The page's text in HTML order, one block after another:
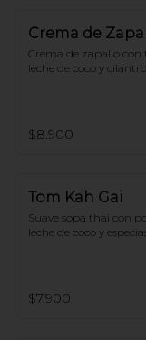
Crema de
Crema de zapallo con
leche de coco y
$8.900
Tom Kah Gai
Suave sopa thai con
leche de coco y
$7.900